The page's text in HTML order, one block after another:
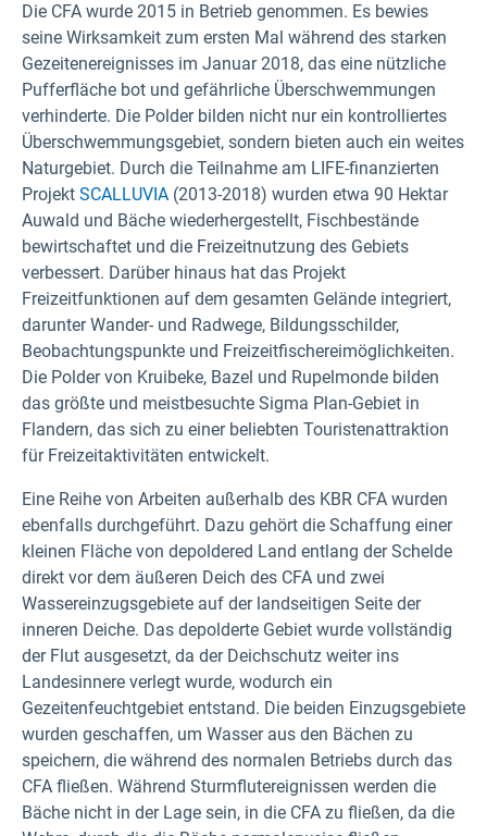
Die CFA wurde 2015 in Betrieb genommen. Es bewies
seine Wirksamkeit zum ersten Mal während des starken
Gezeitenereignisses im Januar 2018, das eine nützliche
Pufferfläche bot und gefährliche Überschwemmungen
verhinderte. Die Polder bilden nicht nur ein kontrolliertes
Überschwemmungsgebiet, sondern bieten auch ein weites
Naturgebiet. Durch die Teilnahme am LIFE-finanzierten
Projekt SCALLUVIA (2013-2018) wurden etwa 90 Hektar
Auwald und Bäche wiederhergestellt, Fischbestände
bewirtschaftet und die Freizeitnutzung des Gebiets
verbessert. Darüber hinaus hat das Projekt
Freizeitfunktionen auf dem gesamten Gelände integriert,
darunter Wander- und Radwege, Bildungsschilder,
Beobachtungspunkte und Freizeitfischereimöglichkeiten.
Die Polder von Kruibeke, Bazel und Rupelmonde bilden
das größte und meistbesuchte Sigma Plan-Gebiet in
Flandern, das sich zu einer beliebten Touristenattraktion
für Freizeitaktivitäten entwickelt.
Eine Reihe von Arbeiten außerhalb des KBR CFA wurden
ebenfalls durchgeführt. Dazu gehört die Schaffung einer
kleinen Fläche von depoldered Land entlang der Schelde
direkt vor dem äußeren Deich des CFA und zwei
Wassereinzugsgebiete auf der landseitigen Seite der
inneren Deiche. Das depolderte Gebiet wurde vollständig
der Flut ausgesetzt, da der Deichschutz weiter ins
Landesinnere verlegt wurde, wodurch ein
Gezeitenfeuchtgebiet entstand. Die beiden Einzugsgebiete
wurden geschaffen, um Wasser aus den Bächen zu
speichern, die während des normalen Betriebs durch das
CFA fließen. Während Sturmflutereignissen werden die
Bäche nicht in der Lage sein, in die CFA zu fließen, da die